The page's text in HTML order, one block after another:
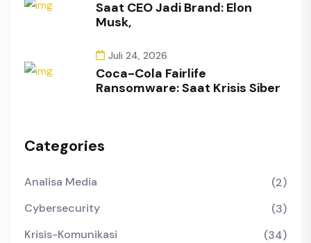
Saat CEO Jadi Brand: Elon
Musk,
Juli 24, 2026
Coca-Cola Fairlife
Ransomware: Saat Krisis Siber
Categories
Analisa Media
(2)
Cybersecurity
(3)
Krisis-Komunikasi
(34)